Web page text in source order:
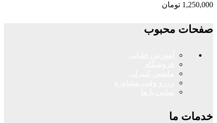
1,250,000 تومان
صفحات محبوب
خدمات ما